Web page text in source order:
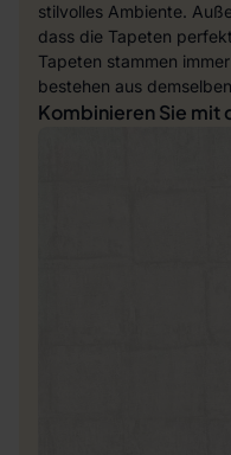
stilvolles Ambiente.
dass die Tapeten
Tapeten stammen
bestehen aus
Kombinieren Sie mit